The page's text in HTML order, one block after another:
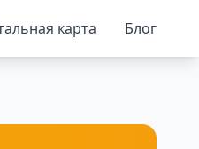
карта Блог